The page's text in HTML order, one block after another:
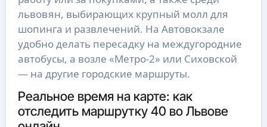
львовян, выбирающих крупный молл для
шопинга и развлечений. На Автовокзале
удобно делать пересадку на междугородние
автобусы, а возле «Метро-2» или Сиховской
— на другие городские маршруты.
Реальное время на карте: как
отследить маршрутку 40 во Львове